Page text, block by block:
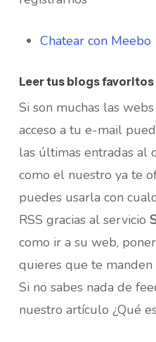
Chatear con Meebo
Leer tus blogs favoritos
Si son muchas las
acceso a tu e-mail
las últimas entradas al
como el nuestro ya te
puedes usarla con
RSS gracias al servicio
como ir a su web,
quieres que te
Si no sabes nada de
nuestro artículo ¿Qué